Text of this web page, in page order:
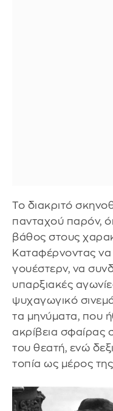
Το διακριτό
πανταχού παρόν,
βάθος στους
Καταφέρνοντας
γουέστερν, να
υπαρξιακές
ψυχαγωγικό
τα μηνύματα, που
ακρίβεια σφαίρας
του θεατή, ενώ
τοπία ως μέρος